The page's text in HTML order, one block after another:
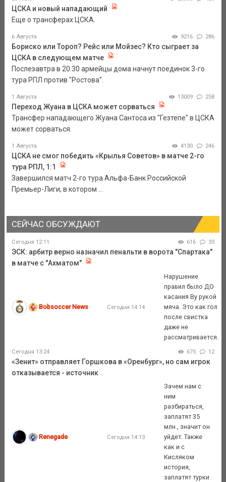
ЦСКА и новый нападающий
Еще о трансферах ЦСКА.
6 Августа 9216 286
Бориско или Тороп? Рейс или Мойзес? Кто сыграет за
ЦСКА в следующем матче
Послезавтра в 20.30 армейцы дома начнут поединок 3-го
тура РПЛ против "Ростова".
1 Августа 13009 258
Переход Жуана в ЦСКА может сорваться
Трансфер нападающего Жуана Сантоса из "Гезтепе" в ЦСКА
может сорваться.
1 Августа 4130 246
ЦСКА не смог победить «Крылья Советов» в матче 2-го
тура РПЛ, 1:1
Завершился матч 2-го тура Альфа-Банк Российской
Премьер-Лиги, в котором ...
СЕЙЧАС ОБСУЖДАЮТ
Сегодня 12:11 616 33
ЭСК: арбитр верно назначил пенальти в ворота "Спартака"
в матче с "Ахматом"
Bobsoccer News Сегодня 14:14
Нарушение
правил было ДО
касания Ву рукой
мяча. Это как гол
после свистка
даже не
рассматривается.
Сегодня 13:24 675 12
«Зенит» отправляет Горшкова в «Оренбург», но сам игрок
отказывается - источник
Renegade Сегодня 14:13
Зачем нам с
ним
разбираться,
заплатят 35
млн., значит он
уйдет. Также
как и с
Кисляком
история,
заплатят турки